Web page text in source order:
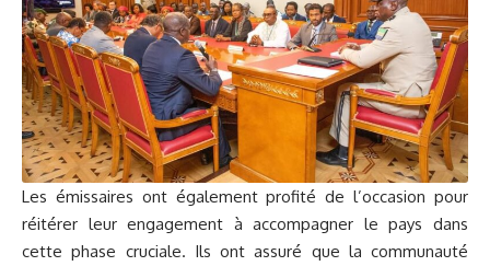
Les émissaires ont également profité de l’occasion pour
réitérer leur engagement à accompagner le pays dans
cette phase cruciale. Ils ont assuré que la communauté